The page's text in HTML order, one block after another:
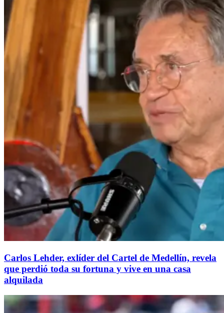
Carlos Lehder, exlíder del Cartel de Medellín, revela
que perdió toda su fortuna y vive en una casa
alquilada